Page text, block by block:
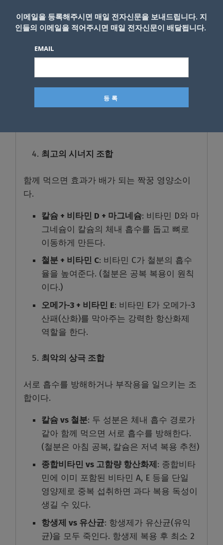
식후:오메가-3와비타민 D는 대표적인 지
식사(주로 저녁) 직후에 먹어야 흡수율이
취침 전:마그네슘과칼슘은 근육을 이완하
고 신경을 안정시켜 숙면을 돕기 때문에
최고의 시너지 조합
함께 먹으면 효과가 배가 되는 짝꿍 영양소이
다.
칼슘 + 비타민 D + 마그네슘: 비타민 D와 마
그네슘이 칼슘의 체내 흡수를 돕고 뼈로
이동하게 만든다.
철분 + 비타민 C: 비타민 C가 철분의 흡수
율을 높여준다. (철분은 공복 복용이 원칙
이다.)
오메가-3 + 비타민 E: 비타민 E가 오메가-3
산패(산화)를 막아주는 강력한 항산화제
역할을 한다.
최악의 상극 조합
서로 흡수를 방해하거나 부작용을 일으키는 조
합이다.
칼슘 vs 철분: 두 성분은 체내 흡수 경로가
같아 함께 먹으면 서로 흡수를 방해한다.
(철분은 아침 공복, 칼슘은 저녁 복용 추천)
종합비타민 vs 고함량 항산화제 : 종합비타
민에 이미 포함된 비타민 A, E 등을 단일
영양제로 중복 섭취하면 과다 복용 독성이
생길 수 있다.
항생제 vs 유산균: 항생제가 유산균(유익
균)을 모두 죽인다. 항생제 복용 후 최소 2
이메일을 등록해주시면 매일 전자신문을 보내드립니다. 지
인들의 이메일을 적어주시면 매일 전자신문이 배달됩니다.
EMAIL